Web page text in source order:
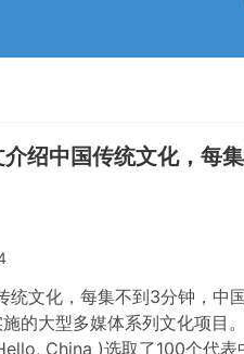
绍中国传统文化，每
文化，每集不到3分钟，中
的大型多媒体系列文化项目。
China )选取了100个代表